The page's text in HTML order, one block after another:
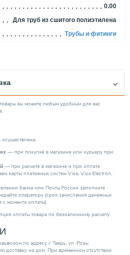
0.00
Для труб из сшитого полиэтилена
Трубы и фитинги
вы можете любым удобным для вас
— при покупке в магазине или курьеру при
— при расчете в магазине и при оплате
карты платежных систем Visa, Visa Electron,
банка или Почты России заполните
оператору (срок зачисления денежных
с момента оплаты).
оплаты товара по безналичному расчету.
по адресу г. Тверь, ул. Розы
доставку на дом. При временном отсутствии